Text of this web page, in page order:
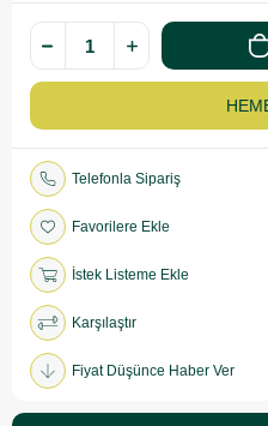
Telefonla Sipariş
Favorilere Ekle
İstek Listeme Ekle
Karşılaştır
Fiyat Düşünce Haber Ver